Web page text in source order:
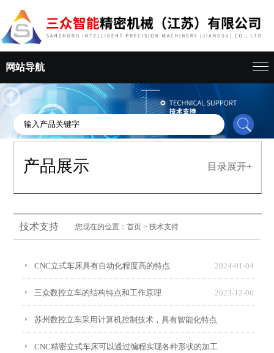
网站导航
产品展示 目录展开+
技术支持 您现在的位置：首页 >技术支持
CNC立式车床具有自动化程度高的特点 2024-01-04
三众数控立车的结构特点和工作原理 2023-12-06
苏州数控立车采用计算机控制技术，具有智能化特点
2023-11-06
CNC精密立式车床可以通过编程实现各种形状的加工